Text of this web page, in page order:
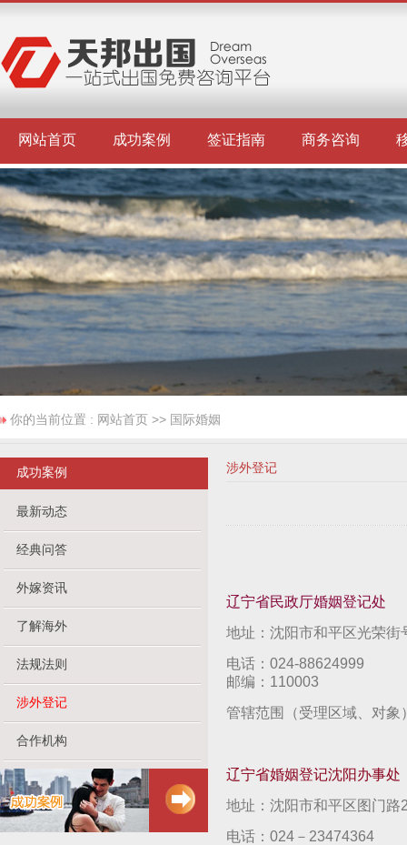
网站首页 成功案例 签证指南 商务咨询
你的当前位置 : 网站首页 >> 国际婚姻
成功案例
最新动态
经典问答
外嫁资讯
了解海外
法规法则
涉外登记
合作机构
涉外登记
辽宁省民政厅婚姻登记处
地址：沈阳市和平区光荣街
电话：024-88624999
邮编：110003
管辖范围（受理区域、对
辽宁省婚姻登记沈阳办事处
地址：沈阳市和平区图门路
电话：024－23474364